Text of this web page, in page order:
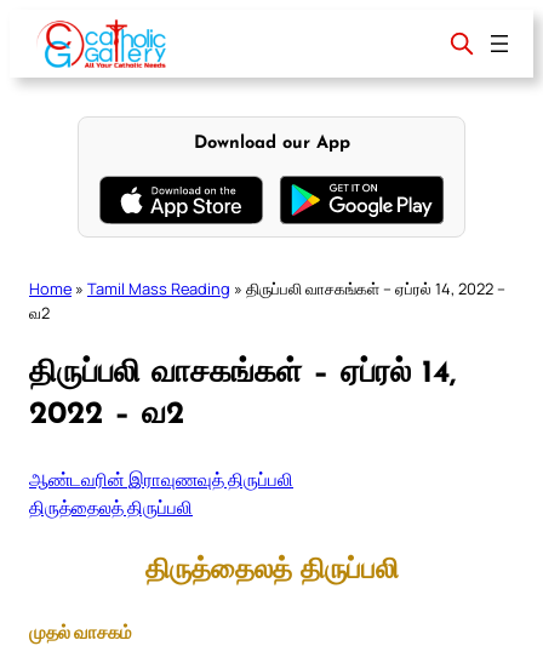
content
Download our App
Home » Tamil Mass Reading » திருப்பலி வாசகங்கள் – ஏப்ரல் 14, 2022 –
வ2
திருப்பலி வாசகங்கள் – ஏப்ரல் 14,
2022 – வ2
ஆண்டவரின் இராவுணவுத் திருப்பலி
திருத்தைலத் திருப்பலி
திருத்தைலத் திருப்பலி
முதல் வாசகம்